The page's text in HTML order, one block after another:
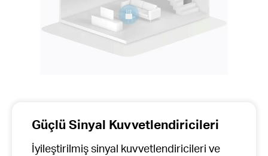
Güçlü Sinyal Kuvvetlendiricileri
İyileştirilmiş sinyal kuvvetlendiricileri ve